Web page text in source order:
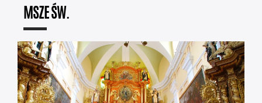
MSZE ŚW.